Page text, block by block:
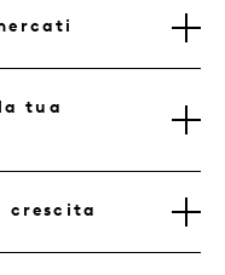
tua
crescita